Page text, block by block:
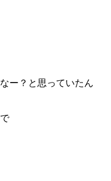
ー？と思っていたん